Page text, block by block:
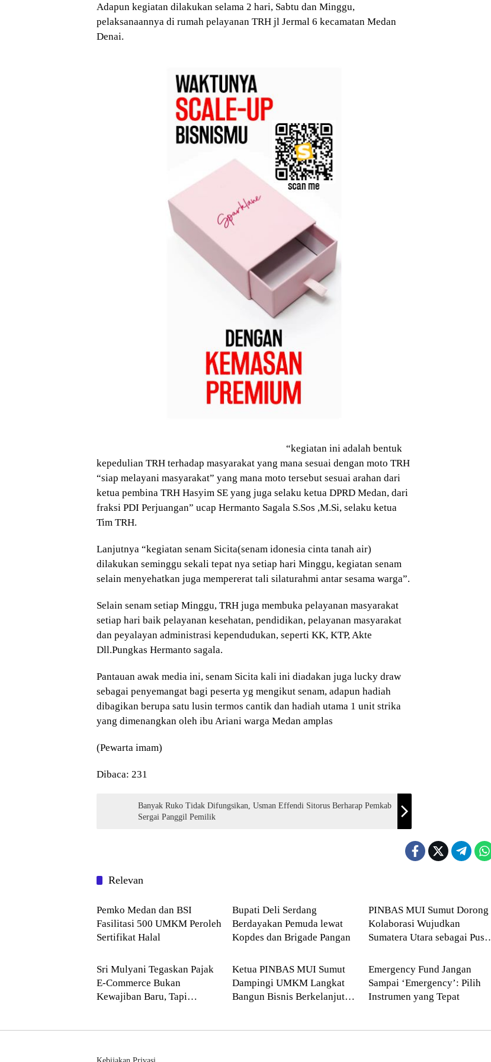
Adapun kegiatan dilakukan selama 2 hari, Sabtu dan Minggu,
pelaksanaannya di rumah pelayanan TRH jl Jermal 6 kecamatan Medan
Denai.
“kegiatan ini adalah bentuk
kepedulian TRH terhadap masyarakat yang mana sesuai dengan moto TRH
“siap melayani masyarakat” yang mana moto tersebut sesuai arahan dari
ketua pembina TRH Hasyim SE yang juga selaku ketua DPRD Medan, dari
fraksi PDI Perjuangan” ucap Hermanto Sagala S.Sos ,M.Si, selaku ketua
Tim TRH.
Lanjutnya “kegiatan senam Sicita(senam idonesia cinta tanah air)
dilakukan seminggu sekali tepat nya setiap hari Minggu, kegiatan senam
selain menyehatkan juga mempererat tali silaturahmi antar sesama warga”.
Selain senam setiap Minggu, TRH juga membuka pelayanan masyarakat
setiap hari baik pelayanan kesehatan, pendidikan, pelayanan masyarakat
dan peyalayan administrasi kependudukan, seperti KK, KTP, Akte
Dll.Pungkas Hermanto sagala.
Pantauan awak media ini, senam Sicita kali ini diadakan juga lucky draw
sebagai penyemangat bagi peserta yg mengikut senam, adapun hadiah
dibagikan berupa satu lusin termos cantik dan hadiah utama 1 unit strika
yang dimenangkan oleh ibu Ariani warga Medan amplas
(Pewarta imam)
Dibaca: 231
Banyak Ruko Tidak Difungsikan, Usman Effendi Sitorus Berharap Pemkab
Sergai Panggil Pemilik
Relevan
AGAMA
Pemko Medan dan BSI
Fasilitasi 500 UMKM Peroleh
Sertifikat Halal
Bupati Deli Serdang
Berdayakan Pemuda lewat
Kopdes dan Brigade Pangan
PINBAS MUI Sumut Dorong
Kolaborasi Wujudkan
Sumatera Utara sebagai Pusat
Sri Mulyani Tegaskan Pajak
E-Commerce Bukan
Kewajiban Baru, Tapi
--> Sumatera Utara
Ketua PINBAS MUI Sumut
Dampingi UMKM Langkat
Bangun Bisnis Berkelanjutan
Emergency Fund Jangan
Sampai ‘Emergency’: Pilih
Instrumen yang Tepat